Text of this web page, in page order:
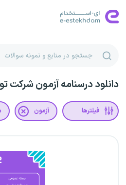
دانلود درسنامه آزمون شرکت
فیلترها آزمون